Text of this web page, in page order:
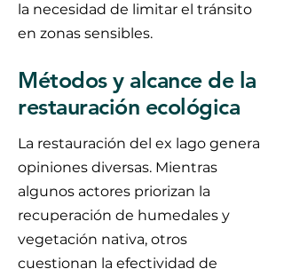
la necesidad de limitar el tránsito
en zonas sensibles.
Métodos y alcance de la
restauración ecológica
La restauración del ex lago genera
opiniones diversas. Mientras
algunos actores priorizan la
recuperación de humedales y
vegetación nativa, otros
cuestionan la efectividad de